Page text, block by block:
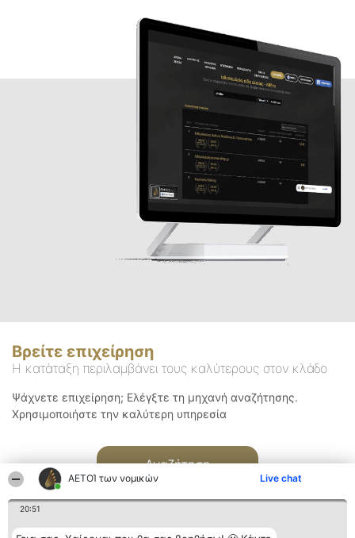
ΑΕΤΟΊ των νομικών Live chat
20:51
Βρείτε επιχείρηση
Η κατάταξη περιλαμβάνει τους καλύτερους στον κλάδο
Ψάχνετε επιχείρηση; Ελέγξτε τη μηχανή αναζήτησης.
Χρησιμοποιήστε την καλύτερη υπηρεσία
Αναζήτηση